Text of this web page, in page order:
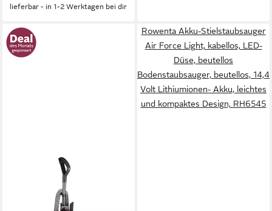
lieferbar - in 1-2 Werktagen bei dir
Rowenta Akku-Stielstaubsauger
Air Force Light, kabellos, LED-
Düse, beutellos
Bodenstaubsauger, beutellos, 14,4
Volt Lithiumionen- Akku, leichtes
und kompaktes Design, RH6545